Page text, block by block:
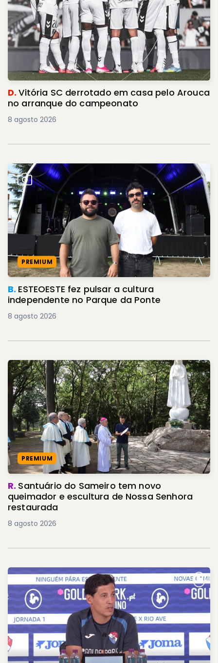
D.Vitória SC derrotado em casa pelo Arouca
no arranque do campeonato
8 agosto 2026
PREMIUM
B. ESTEOESTE fez pulsar a cultura
independente no Parque da Ponte
8 agosto 2026
PREMIUM
R. Santuário do Sameiro tem novo
queimador e escultura de Nossa Senhora
restaurada
8 agosto 2026